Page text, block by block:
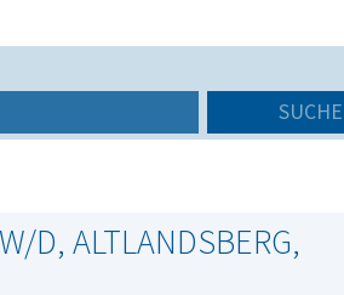
D, ALTLANDSBERG,